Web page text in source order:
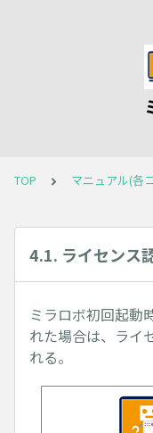
TOP マニュアル(各
4.1. ライセンス
ミラロボ初回起動
れた場合は、ライ
れる。